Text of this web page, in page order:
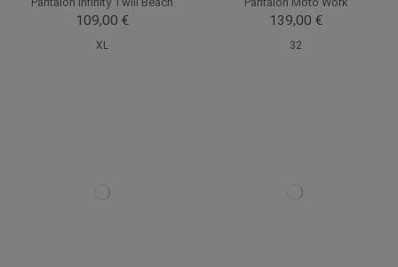
109,00 €
XL
139,00 €
32